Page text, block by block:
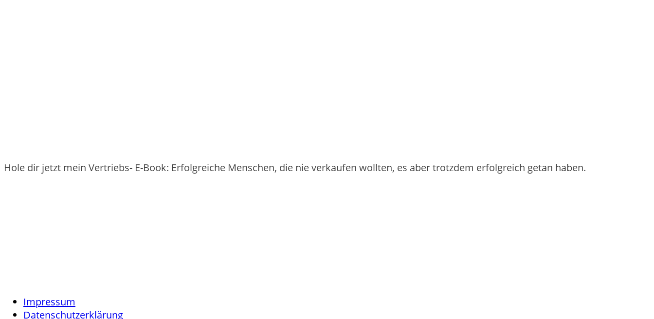
Hole dir jetzt mein Vertriebs- E-Book: Erfolgreiche Menschen, die nie verkaufen wollten, es aber trotzdem erfolgreich getan haben.
Impressum
Datenschutzerklärung